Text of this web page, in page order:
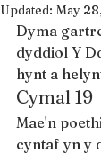
Updated: May
Dyma
dyddiol Y
hynt a
Cymal 19
Mae'n
cyntaf yn y